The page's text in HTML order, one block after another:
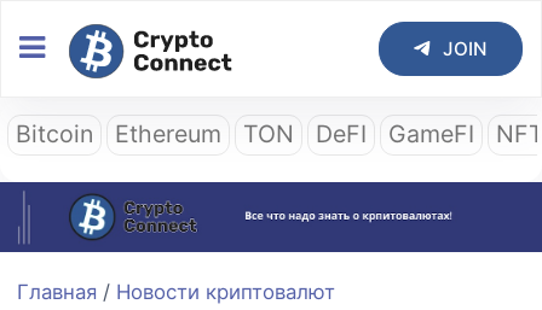
JOIN
Bitcoin Ethereum TON DeFI GameFI
Главная / Новости криптовалют